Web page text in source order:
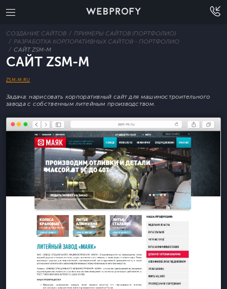
СОЗДАНИЕ САЙТОВ
ПРИМЕРЫ САЙТОВ (ПОРТФОЛИО)
РАЗРАБОТКА КОРПОРАТИВНЫХ САЙТОВ - ПОРТФОЛИО
САЙТ ZSM-M
САЙТ ZSM-M
ZSM-M.RU
Задача: нарисовать корпоративный сайт для машиностроительного
завода с собственным литейным производством.
zsm-m.ru